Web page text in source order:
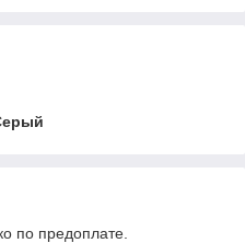
по предоплате.